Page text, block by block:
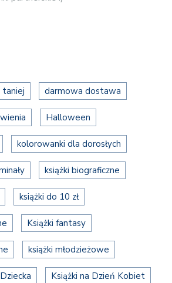
taniej darmowa dostawa
Halloween
kolorowanki dla dorosłych
książki biograficzne
książki do 10 zł
Książki fantasy
książki młodzieżowe
Książki na Dzień Kobiet